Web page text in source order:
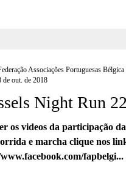
Night Run
os videos da participação
e marcha clique nos links abaixo
fapbelgi...
Associações Portuguesas Bélgica
de out. de 2018